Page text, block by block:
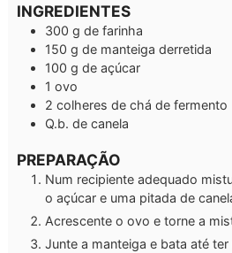
INGREDIENTES
300 g de farinha
150 g de manteiga derretida
100 g de açúcar
1 ovo
2 colheres de chá de fermento
Q.b. de canela
PREPARAÇÃO
Num recipiente adequado
o açúcar e uma pitada de
Acrescente o ovo e torne a
Junte a manteiga e bata até ter